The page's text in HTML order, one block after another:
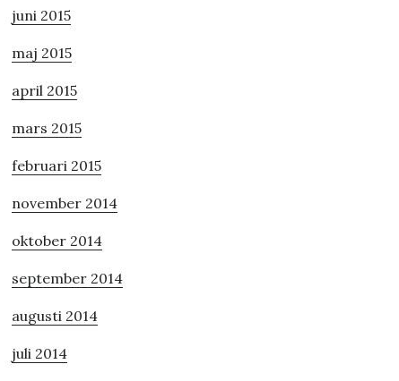
juni 2015
maj 2015
april 2015
mars 2015
februari 2015
november 2014
oktober 2014
september 2014
augusti 2014
juli 2014